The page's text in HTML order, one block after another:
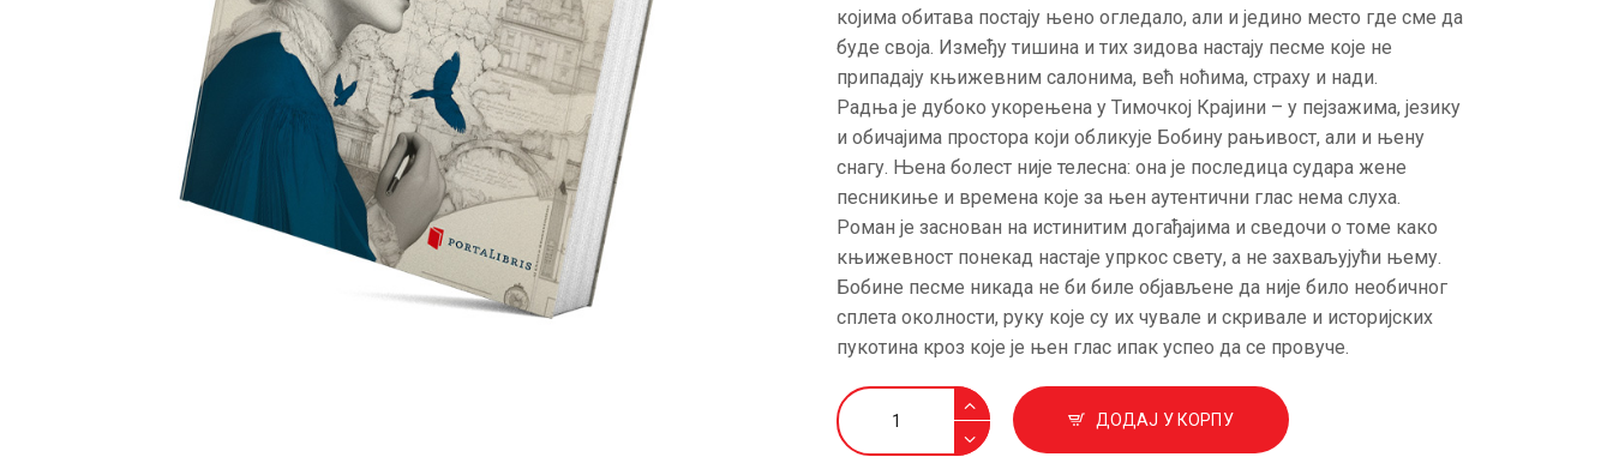
ПИСМО
којима обитава постају њено огледало, али и једино место где сме да
буде своја. Између тишина и тих зидова настају песме које не
припадају књижевним салонима, већ ноћима, страху и нади.
Радња је дубоко укорењена у Тимочкој Крајини – у пејзажима, језику
и обичајима простора који обликује Бобину рањивост, али и њену
снагу. Њена болест није телесна: она је последица судара жене
песникиње и времена које за њен аутентични глас нема слуха.
Роман је заснован на истинитим догађајима и сведочи о томе како
књижевност понекад настаје упркос свету, а не захваљујући њему.
Бобине песме никада не би биле објављене да није било необичног
сплета околности, руку које су их чувале и скривале и историјских
пукотина кроз које је њен глас ипак успео да се провуче.
Бели
зидови
количина
ДОДАЈ У КОРПУ